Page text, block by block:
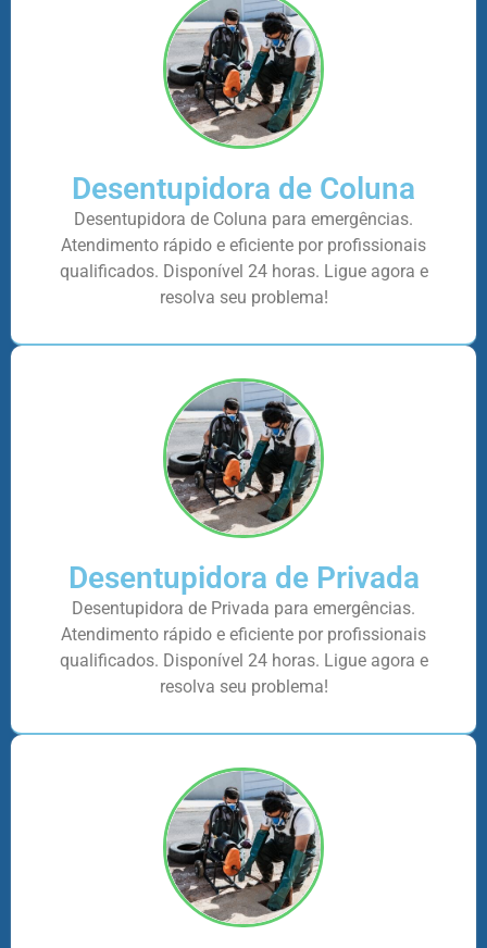
Desentupidora de Coluna
Desentupidora de Coluna para emergências.
Atendimento rápido e eficiente por profissionais
qualificados. Disponível 24 horas. Ligue agora e
resolva seu problema!
Desentupidora de Privada
Desentupidora de Privada para emergências.
Atendimento rápido e eficiente por profissionais
qualificados. Disponível 24 horas. Ligue agora e
resolva seu problema!